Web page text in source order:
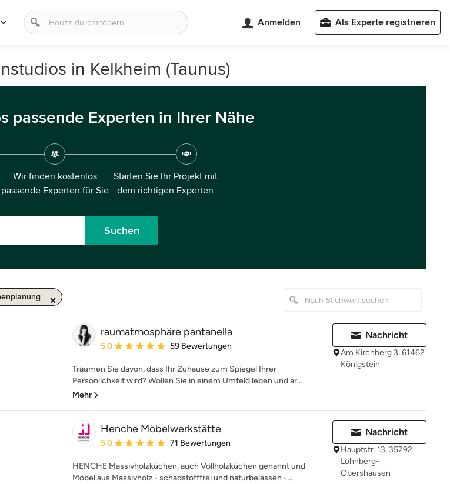
Anmelden Als Experte registrieren
in Kelkheim (Taunus)
passende Experten in Ihrer Nähe
Wir finden kostenlos
passende Experten für Sie
Starten Sie Ihr Projekt mit
dem richtigen Experten
Suchen
raumatmosphäre pantanella
Durchschnittliche Bewertung: 5 von 5 Sternen
5,0 59 Bewertungen
Träumen Sie davon, dass Ihr Zuhause zum Spiegel Ihrer
Persönlichkeit wird? Wollen Sie in einem Umfeld leben und ar...
Mehr
Nachricht
Am Kirchberg 3, 61462
Königstein
Henche Möbelwerkstätte
Durchschnittliche Bewertung: 5 von 5 Sternen
5,0 71 Bewertungen
HENCHE Massivholzküchen, auch Vollholzküchen genannt und
Möbel aus Massivholz - schadstofffrei und naturbelassen -...
Nachricht
Hauptstr. 13, 35792
Löhnberg-
Obershausen